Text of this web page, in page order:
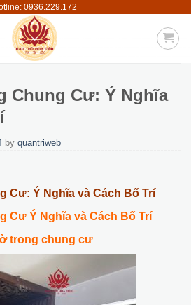
0936.229.172
Chung Cư: Ý Nghĩa
by quantriweb
Cư: Ý Nghĩa và Cách Bố Trí
Cư Ý Nghĩa và Cách Bố Trí
trong chung cư